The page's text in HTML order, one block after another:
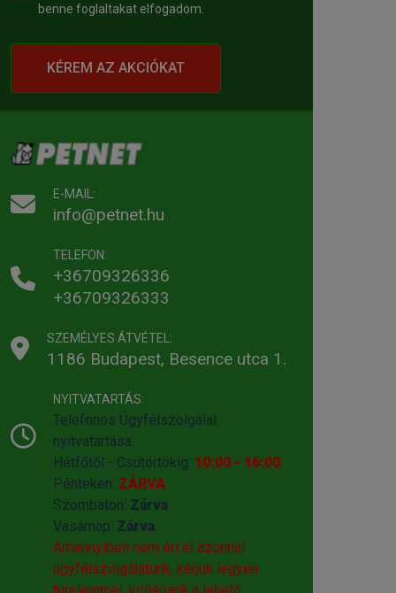
benne foglaltakat elfogadom.
KÉREM AZ AKCIÓKAT
E-MAIL:
info@petnet.hu
TELEFON:
+36709326336
+36709326333
SZEMÉLYES ÁTVÉTEL:
1186 Budapest, Besence utca 1.
NYITVATARTÁS:
Telefonos Ügyfélszolgálat
nyitvatartása:
Hétfőtől - Csütörtökig: 10:00 - 16:00
Pénteken: ZÁRVA
Szombaton: Zárva
Vasárnap: Zárva
Amennyiben nem éri el azonnal
ügyfélszolgálatunk, kérjük legyen
türelemmel, kollégánk a lehető